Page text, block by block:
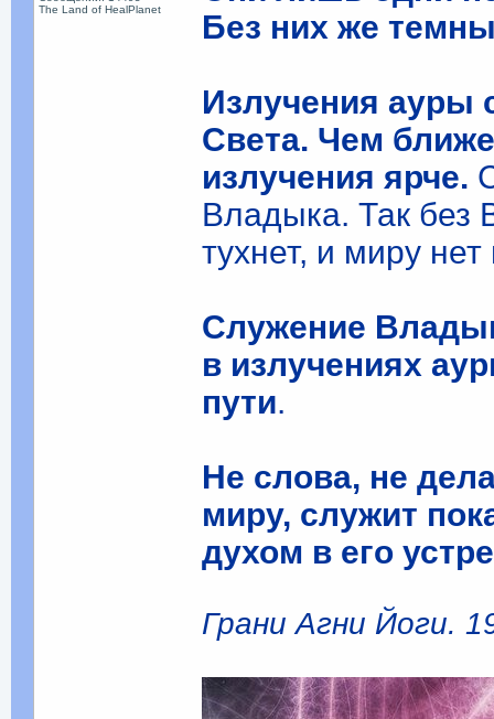
The Land of HealPlanet
Без них же
Излучения ауры
Света. Чем
излучения ярче.
Владыка. Так без
тухнет, и миру
Служение
в излучениях
пути.
Не слова, не
миру, служит
духом в его
Грани Агни Йоги.